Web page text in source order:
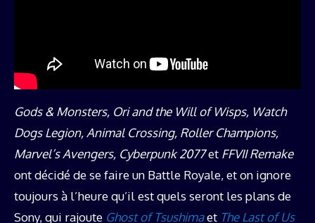
Gods & Monsters, Ori and the Will of Wisps, Watch
Dogs Legion, Animal Crossing, Roller Champions,
Marvel’s Avengers, Cyberpunk 2077et FFVII Remake
ont décidé de se faire un Battle Royale, et on ignore
toujours à l’heure qu’il est quels seront les plans de
Sony, qui rajoute Ghost of Tsushimaet The Last of Us